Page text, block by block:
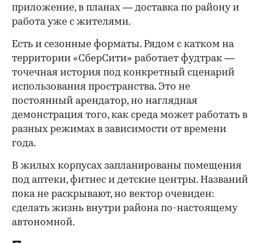
приложение, в планах — доставка по району и
работа уже с жителями.
Есть и сезонные форматы. Рядом с катком на
территории «СберСити» работает фудтрак —
точечная история под конкретный сценарий
использования пространства. Это не
постоянный арендатор, но наглядная
демонстрация того, как среда может работать в
разных режимах в зависимости от времени
года.
В жилых корпусах запланированы помещения
под аптеки, фитнес и детские центры. Названий
пока не раскрывают, но вектор очевиден:
сделать жизнь внутри района по-настоящему
автономной.